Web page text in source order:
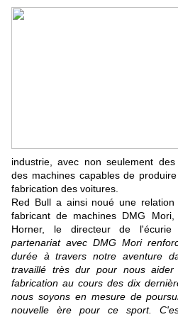
industrie, avec non seulement
des machines capables de
fabrication des voitures.
Red Bull a ainsi noué une
fabricant de machines DMG
Horner, le directeur de
partenariat avec DMG Mori
durée à travers notre aventure
travaillé très dur pour nous
fabrication au cours des dix
nous soyons en mesure de
nouvelle ère pour ce sport.